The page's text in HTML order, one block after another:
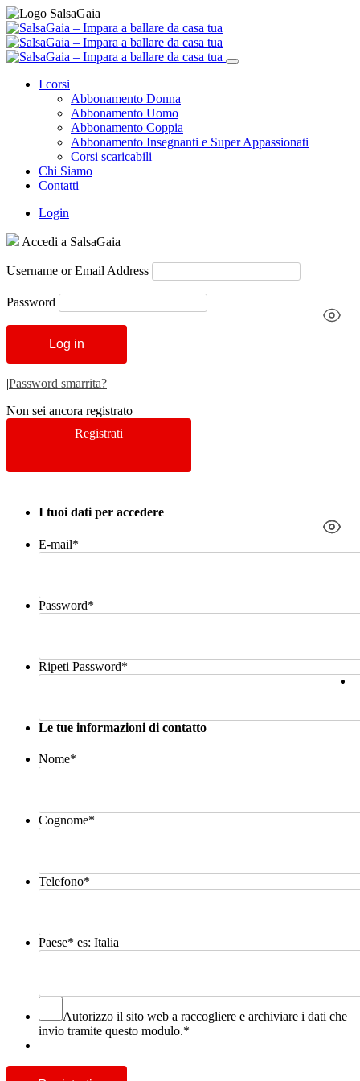
I corsi
Abbonamento Donna
Abbonamento Uomo
Abbonamento Coppia
Abbonamento Insegnanti e Super Appassionati
Corsi scaricabili
Chi Siamo
Contatti
Login
Accedi a SalsaGaia
Username or Email Address
Password
|Password smarrita?
Non sei ancora registrato
Registrati
I tuoi dati per accedere
E-mail*
Password*
Ripeti Password*
Le tue informazioni di contatto
Nome*
Cognome*
Telefono*
Paese* es: Italia
Autorizzo il sito web a raccogliere e archiviare i dati che
invio tramite questo modulo.*